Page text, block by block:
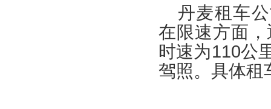
丹麦租车
在限速方面
时速为110公
驾照。具体租